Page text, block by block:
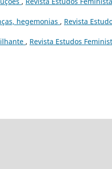
hegemonias , Revista
, Revista Estudos